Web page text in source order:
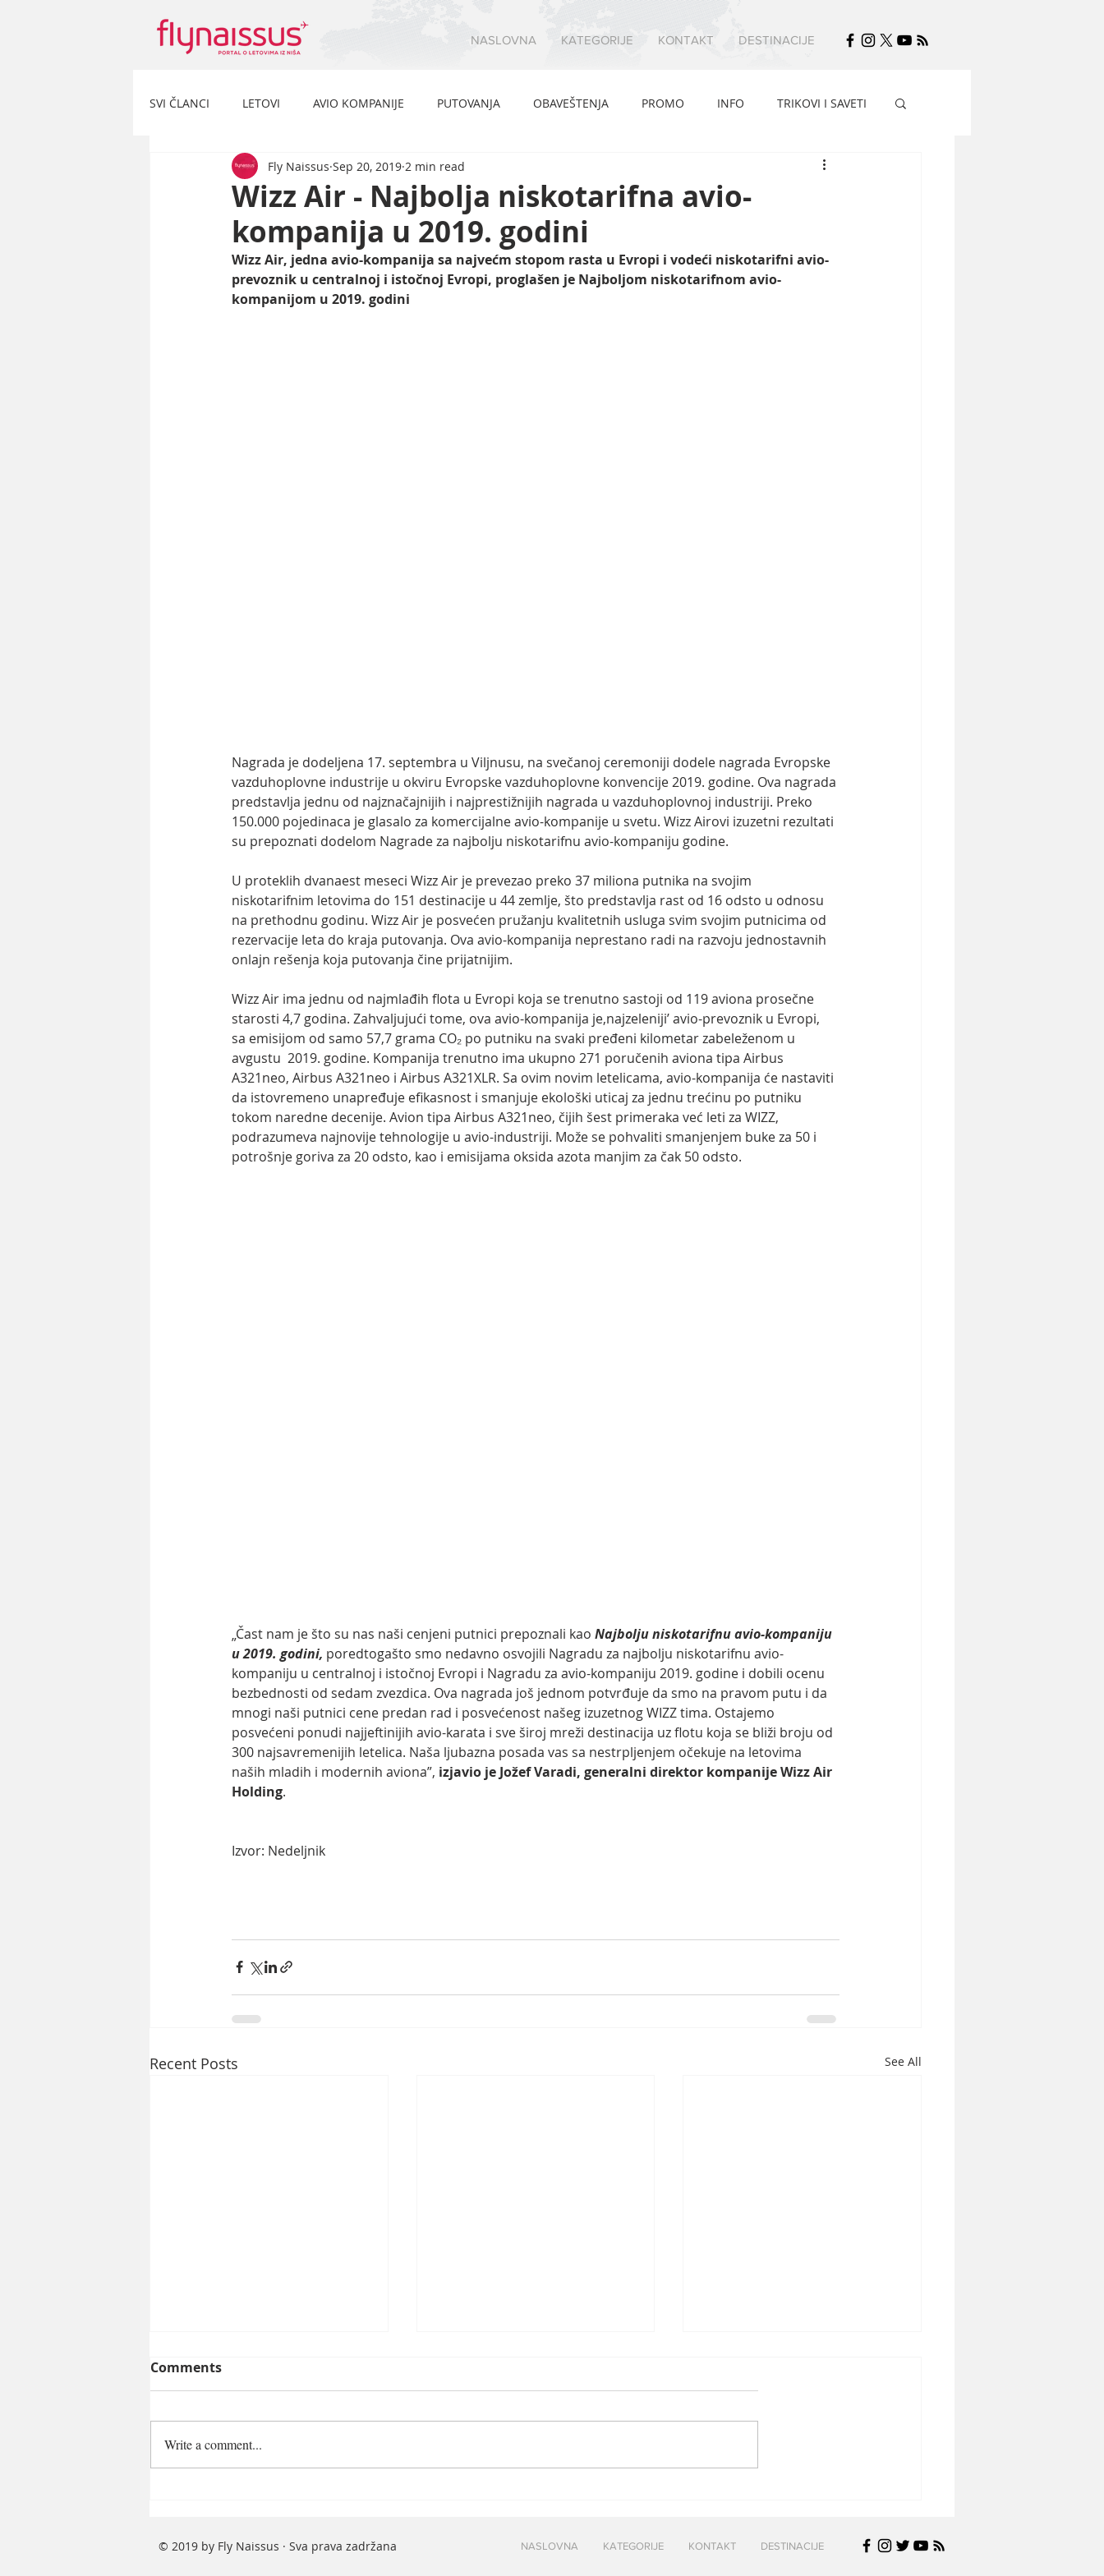
NASLOVNA KATEGORIJE KONTAKT DESTINACIJE
SVI ČLANCI LETOVI AVIO KOMPANIJE PUTOVANJA OBAVEŠTENJA PROMO INFO TRIKOVI I SAVETI
Wizz Air - Najbolja niskotarifna avio-
kompanija u 2019. godini
Fly Naissus Sep 20, 2019 2 min read
Wizz Air, jedna avio-kompanija sa najvećm stopom rasta u Evropi i vodeći niskotarifni avio-
prevoznik u centralnoj i istočnoj Evropi, proglašen je Najboljom niskotarifnom avio-
kompanijom u 2019. godini
Nagrada je dodeljena 17. septembra u Viljnusu, na svečanoj ceremoniji dodele nagrada Evropske
vazduhoplovne industrije u okviru Evropske vazduhoplovne konvencije 2019. godine. Ova nagrada
predstavlja jednu od najznačajnijih i najprestižnijih nagrada u vazduhoplovnoj industriji. Preko
150.000 pojedinaca je glasalo za komercijalne avio-kompanije u svetu. Wizz Airovi izuzetni rezultati
su prepoznati dodelom Nagrade za najbolju niskotarifnu avio-kompaniju godine.
U proteklih dvanaest meseci Wizz Air je prevezao preko 37 miliona putnika na svojim
niskotarifnim letovima do 151 destinacije u 44 zemlje, što predstavlja rast od 16 odsto u odnosu
na prethodnu godinu. Wizz Air je posvećen pružanju kvalitetnih usluga svim svojim putnicima od
rezervacije leta do kraja putovanja. Ova avio-kompanija neprestano radi na razvoju jednostavnih
onlajn rešenja koja putovanja čine prijatnijim.
Wizz Air ima jednu od najmlađih flota u Evropi koja se trenutno sastoji od 119 aviona prosečne
starosti 4,7 godina. Zahvaljujući tome, ova avio-kompanija je,najzeleniji’ avio-prevoznik u Evropi,
sa emisijom od samo 57,7 grama CO₂ po putniku na svaki pređeni kilometar zabeleženom u
avgustu  2019. godine. Kompanija trenutno ima ukupno 271 poručenih aviona tipa Airbus
A321neo, Airbus A321neo i Airbus A321XLR. Sa ovim novim letelicama, avio-kompanija će nastaviti
da istovremeno unapređuje efikasnost i smanjuje ekološki uticaj za jednu trećinu po putniku
tokom naredne decenije. Avion tipa Airbus A321neo, čijih šest primeraka već leti za WIZZ,
podrazumeva najnovije tehnologije u avio-industriji. Može se pohvaliti smanjenjem buke za 50 i
potrošnje goriva za 20 odsto, kao i emisijama oksida azota manjim za čak 50 odsto.
„Čast nam je što su nas naši cenjeni putnici prepoznali kao Najbolju niskotarifnu avio-kompaniju
u 2019. godini, poredtogašto smo nedavno osvojili Nagradu za najbolju niskotarifnu avio-
kompaniju u centralnoj i istočnoj Evropi i Nagradu za avio-kompaniju 2019. godine i dobili ocenu
bezbednosti od sedam zvezdica. Ova nagrada još jednom potvrđuje da smo na pravom putu i da
mnogi naši putnici cene predan rad i posvećenost našeg izuzetnog WIZZ tima. Ostajemo
posvećeni ponudi najjeftinijih avio-karata i sve široj mreži destinacija uz flotu koja se bliži broju od
300 najsavremenijih letelica. Naša ljubazna posada vas sa nestrpljenjem očekuje na letovima
naših mladih i modernih aviona”, izjavio je Jožef Varadi, generalni direktor kompanije Wizz Air
Holding.
Izvor: Nedeljnik
Recent Posts See All
urušavanje Aerodroma
- problemi sa gorivom
Aerodroma Konstantin
Comments
Write a comment...
© 2019 by Fly Naissus · Sva prava zadržana NASLOVNA KATEGORIJE KONTAKT DESTINACIJE